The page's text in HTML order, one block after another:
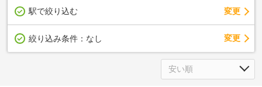
駅で絞り込む 変更
絞り込み条件： なし 変更